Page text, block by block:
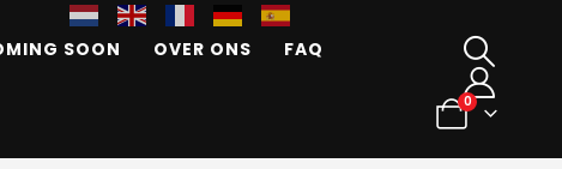
SOON OVER ONS FAQ
0